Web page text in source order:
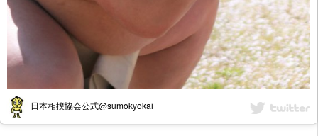
日本相撲協会公式@sumokyokai